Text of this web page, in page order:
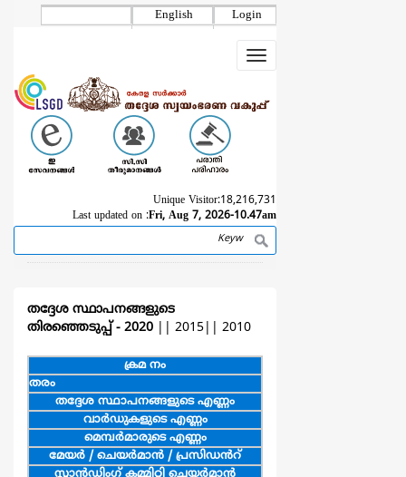
Login
English
Toggle
navigation
Unique Visitor:18,216,731
Last updated on :Fri, Aug 7, 2026-10.47am
Search
തദ്ദേശ സ്ഥാപനങ്ങളുടെ
തിരഞ്ഞെടുപ്പ് - 2020
2015 2010
ക്രമ നം
തരം
തദ്ദേശ സ്ഥാപനങ്ങളുടെ എണ്ണം
വാര്‍ഡുകളുടെ എണ്ണം
മെമ്പര്‍മാരുടെ എണ്ണം
മേയര്‍ / ചെയര്‍മാന്‍ / പ്രസിഡൻറ്